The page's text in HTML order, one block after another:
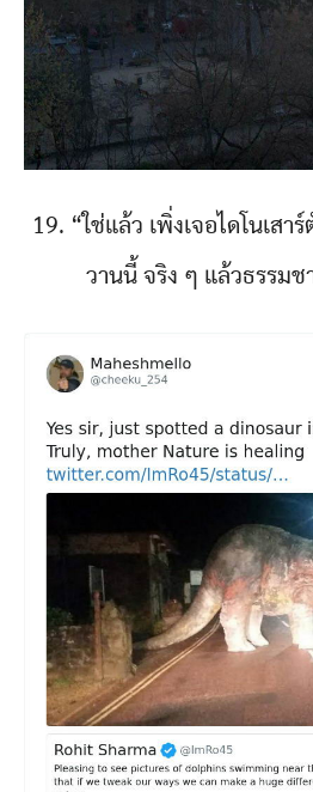
19. “ใช่แล้ว เพิ่งเจอไดโนเสา
วานนี้ จริง ๆ แล้วธรรม